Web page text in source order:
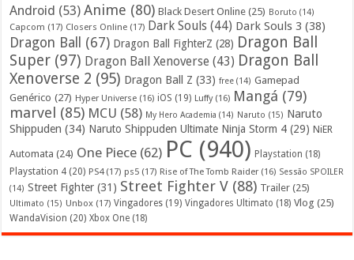
Android (53) Anime (80) Black Desert Online (25) Boruto (14)
Capcom (17) Closers Online (17) Dark Souls (44) Dark Souls 3 (38)
Dragon Ball (67) Dragon Ball FighterZ (28) Dragon Ball
Super (97) Dragon Ball Xenoverse (43) Dragon Ball
Xenoverse 2 (95) Dragon Ball Z (33) free (14) Gamepad
Genérico (27) Hyper Universe (16) iOS (19) Luffy(16) Mangá (79)
marvel (85) MCU (58) My Hero Academia (14) Naruto (15) Naruto
Shippuden (34) Naruto Shippuden Ultimate Ninja Storm 4 (29) NiER
Automata (24) One Piece (62) PC (940) Playstation (18)
Playstation 4 (20) PS4(17) ps5 (17) Rise of The Tomb Raider (16) Sessão SPOILER
(14) Street Fighter (31) Street Fighter V (88) Trailer (25)
Ultimato (15) Unbox (17) Vingadores (19) Vingadores Ultimato (18) Vlog (25)
WandaVision (20) Xbox One (18)